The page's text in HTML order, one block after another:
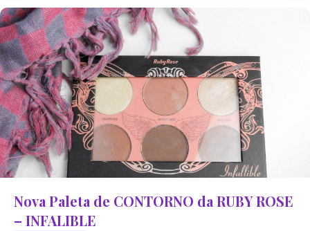
Nova Paleta de CONTORNO da RUBY ROSE
– INFALIBLE